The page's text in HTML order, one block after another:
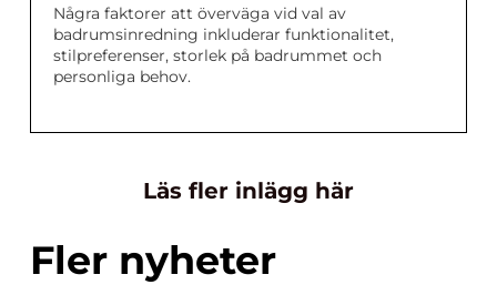
Några faktorer att överväga vid val av
badrumsinredning inkluderar funktionalitet,
stilpreferenser, storlek på badrummet och
personliga behov.
Läs fler inlägg här
Fler nyheter